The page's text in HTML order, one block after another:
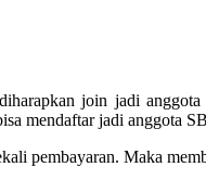
join jadi
mendaftar jadi anggota
pembayaran. Maka